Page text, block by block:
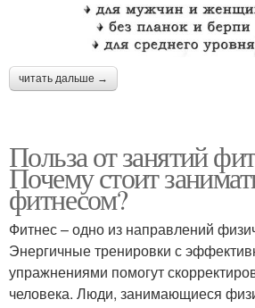
читать дальше →
Польза от занятий
Почему стоит
фитнесом?
Фитнес – одно из направлений
Энергичные тренировки с
упражнениями помогут
человека. Люди, занимающиеся